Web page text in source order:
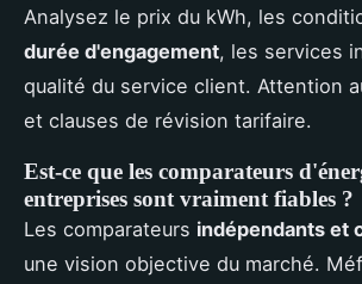
Analysez le prix du kWh, les
durée d'engagement, les services
qualité du service client. Attention
et clauses de révision tarifaire.
Est-ce que les comparateurs
entreprises sont vraiment fiables ?
Les comparateurs indépendants et
une vision objective du marché.